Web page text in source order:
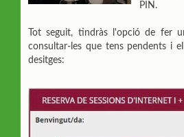
PIN.
Tot seguit, tindràs l'opció de fer
consultar-les que tens pendents i
desitges: